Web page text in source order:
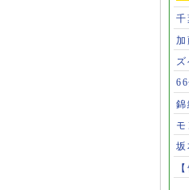
千
加
錦
坂